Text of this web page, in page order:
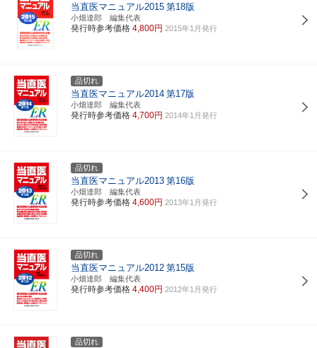
当直医マニュアル2015 第18版
小畑達郎 編集代表
発行時参考価格 4,800円 2015年1月発行
品切れ
当直医マニュアル2014 第17版
小畑達郎 編集代表
発行時参考価格 4,700円 2014年1月発行
品切れ
当直医マニュアル2013 第16版
小畑達郎 編集代表
発行時参考価格 4,600円 2013年1月発行
品切れ
当直医マニュアル2012 第15版
小畑達郎 編集代表
発行時参考価格 4,400円 2012年1月発行
品切れ